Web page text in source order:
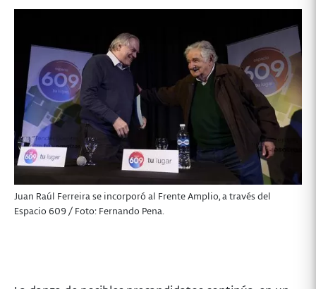
Juan Raúl Ferreira se incorporó al Frente Amplio, a través del
Espacio 609 / Foto: Fernando Pena.